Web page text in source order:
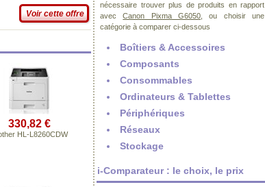
Voir cette offre
330,82 €
HL-L8260CDW
nécessaire trouver plus de produits en rapport
avecCanon Pixma G6050 , ou choisir une
catégorie à comparer ci-dessous
Boîtiers & Accessoires
Composants
Consommables
Ordinateurs & Tablettes
Périphériques
Réseaux
Stockage
i-Comparateur : le choix, le prix